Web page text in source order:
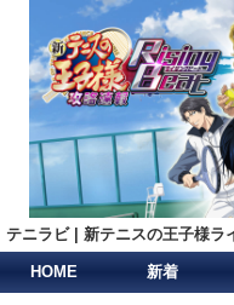
テニラビ | 新テニスの王子様ラ
HOME 新着